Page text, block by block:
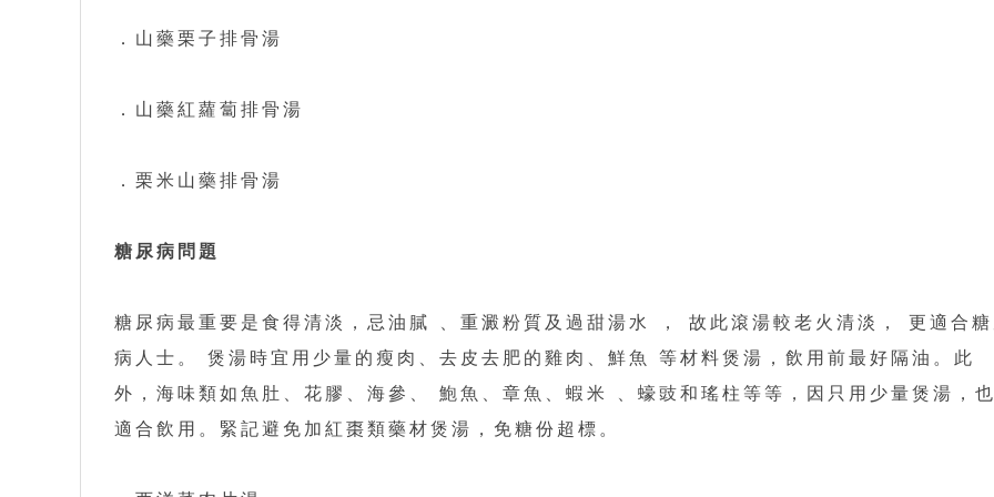
．山藥栗子排骨湯
．山藥紅蘿蔔排骨湯
．栗米山藥排骨湯
糖尿病問題
糖尿病最重要是食得清淡，忌油膩 、重澱粉質及過甜湯水 ， 故此滾湯較老火清淡， 更適合
病人士。 煲湯時宜用少量的瘦肉、去皮去肥的雞肉、鮮魚 等材料煲湯，飲用前最好隔油。此
外，海味類如魚肚、花膠、海參、 鮑魚、章魚、蝦米 、蠔豉和瑤柱等等，因只用少量煲湯，
適合飲用。緊記避免加紅棗類藥材煲湯，免糖份超標。